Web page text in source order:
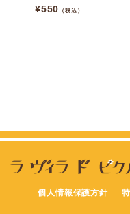
¥550 （税込）
個人情報保護方針